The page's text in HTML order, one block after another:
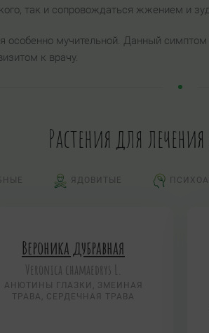
так и сопровождаться жжением и
особенно мучительной. Данный
к врачу.
Растения для
ЯДОВИТЫЕ
Вероника дубравная
Veronica chamaedrys L.
АНЮТИНЫ ГЛАЗКИ, ЗМЕИНАЯ
ТРАВА, СЕРДЕЧНАЯ ТРАВА